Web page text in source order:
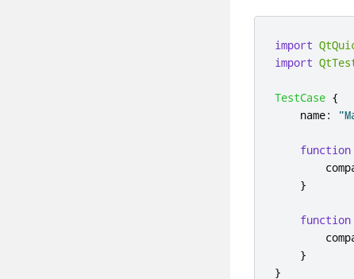
import
import
TestCase {
name:
function
}
function
}
}